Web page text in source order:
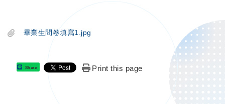
畢業生問卷填寫1.jpg
Share Print this page